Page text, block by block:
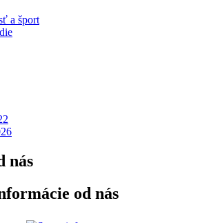
a šport
nás
od nás